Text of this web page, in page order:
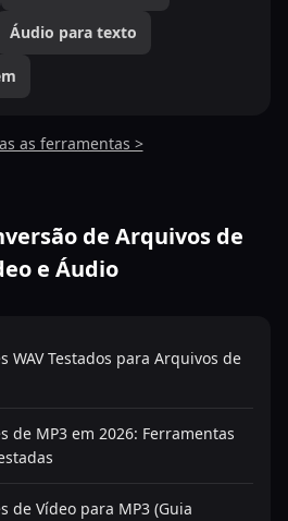
Áudio para texto
as ferramentas >
de Arquivos de
e Áudio
WAV Testados para Arquivos de
de MP3 em 2026: Ferramentas
de Vídeo para MP3 (Guia